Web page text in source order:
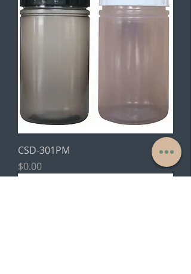
CSD-301PM
價格
$0.00